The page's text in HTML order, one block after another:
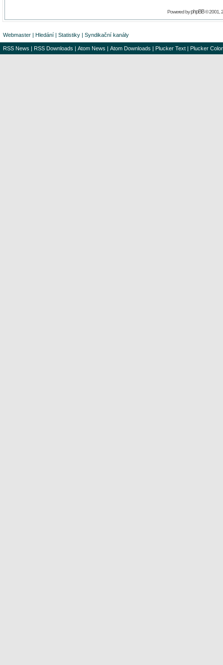
Powered byphpBB© 2001,
Webmaster | Hledání | Statistiky | Syndikační kanály
RSS News | RSS Downloads | Atom News | Atom Downloads | Plucker Text | Plucker Color